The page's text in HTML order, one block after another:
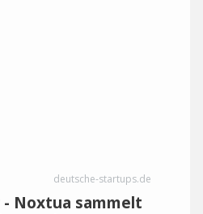
deutsche-startups.de
Noxtua sammelt